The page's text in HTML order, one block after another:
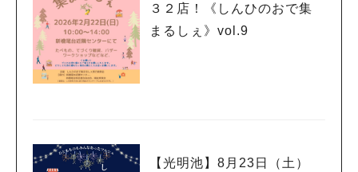
３２店！《しんひのおで集
まるしぇ》vol.9
【光明池】8月23日（土）